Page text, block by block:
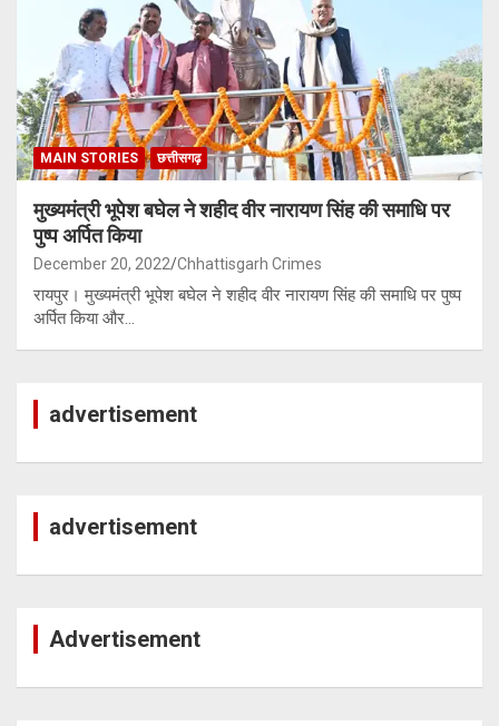
MAIN STORIES छत्तीसगढ़
मुख्यमंत्री भूपेश बघेल ने शहीद वीर नारायण सिंह की समाधि पर
पुष्प अर्पित किया
December 20, 2022 Chhattisgarh Crimes
रायपुर। मुख्यमंत्री भूपेश बघेल ने शहीद वीर नारायण सिंह की समाधि पर पुष्प
अर्पित किया और…
advertisement
advertisement
Advertisement